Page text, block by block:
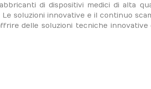
di dispositivi medici di alta
soluzioni innovative e il continuo
delle soluzioni tecniche